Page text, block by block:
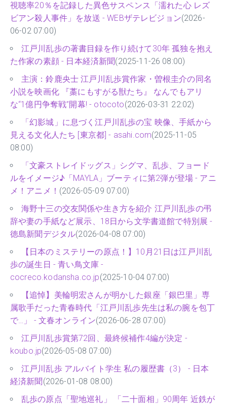
視聴率20％を記録した異色サスペンス「濡れた心 レズ
ビアン殺人事件」を放送 - WEBザテレビジョン(2026-
06-02 07:00)
江戸川乱歩の著書目録を作り続けて30年 孤独を抱え
た作家の素顔 - 日本経済新聞(2025-11-26 08:00)
主演：鈴鹿央士 江戸川乱歩賞作家・曽根圭介の同名
小説を映画化 『藁にもすがる獣たち』 なんでもアリ
な“1億円争奪戦”開幕! - otocoto(2026-03-31 22:02)
「幻影城」に息づく江戸川乱歩の宝 映像、手紙から
見える文化人たち [東京都] - asahi.com(2025-11-05
08:00)
「文豪ストレイドッグス」シグマ、乱歩、フョード
ルをイメージ♪「MAYLA」ブーティに第2弾が登場 - アニ
メ！アニメ！ (2026-05-09 07:00)
海野十三の交友関係や生き方を紹介 江戸川乱歩の弔
辞や妻の手紙など展示、18日から文学書道館で特別展 -
徳島新聞デジタル(2026-04-08 07:00)
【日本のミステリーの原点！】10月21日は江戸川乱
歩の誕生日 - 青い鳥文庫 -
cocreco.kodansha.co.jp(2025-10-04 07:00)
【追悼】美輪明宏さんが明かした銀座「銀巴里」専
属歌手だった青春時代「江戸川乱歩先生は私の腕を包丁
で…」 - 文春オンライン(2026-06-28 07:00)
江戸川乱歩賞第72回、最終候補作4編が決定 -
koubo.jp(2026-05-08 07:00)
江戸川乱歩 アルバイト学生 私の履歴書（3） - 日本
経済新聞 (2026-01-08 08:00)
乱歩の原点「聖地巡礼」 「二十面相」90周年 近鉄が